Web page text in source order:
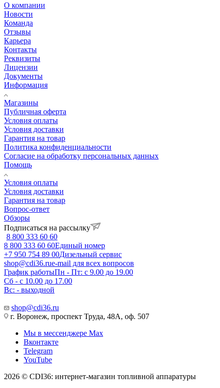
О компании
Новости
Команда
Отзывы
Карьера
Контакты
Реквизиты
Лицензии
Документы
Информация
Магазины
Публичная оферта
Условия оплаты
Условия доставки
Гарантия на товар
Политика конфиденциальности
Согласие на обработку персональных данных
Помощь
Условия оплаты
Условия доставки
Гарантия на товар
Вопрос-ответ
Обзоры
Подписаться на рассылку
8 800 333 60 60
8 800 333 60 60Единый номер
+7 950 754 89 00Дизельный сервис
shop@cdi36.rue-mail для всех вопросов
График работыПн - Пт: с 9.00 до 19.00
Сб - с 10.00 до 17.00
Вс: - выходной
shop@cdi36.ru
г. Воронеж, проспект Труда, 48А, оф. 507
Мы в мессенджере Max
Вконтакте
Telegram
YouTube
2026 © CDI36: интернет-магазин топливной аппаратуры